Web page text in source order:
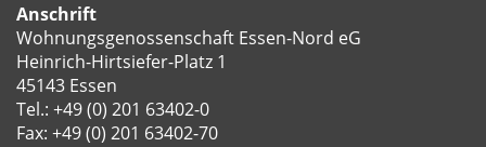
Anschrift
Wohnungsgenossenschaft Essen-Nord eG
Heinrich-Hirtsiefer-Platz 1
45143 Essen
Tel.: +49 (0) 201 63402-0
Fax: +49 (0) 201 63402-70